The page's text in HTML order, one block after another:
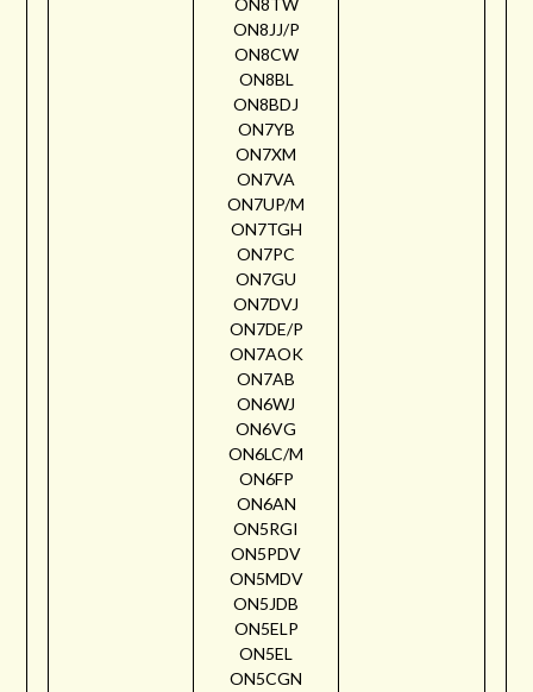
ON8TW
ON8JJ/P
ON8CW
ON8BL
ON8BDJ
ON7YB
ON7XM
ON7VA
ON7UP/M
ON7TGH
ON7PC
ON7GU
ON7DVJ
ON7DE/P
ON7AOK
ON7AB
ON6WJ
ON6VG
ON6LC/M
ON6FP
ON6AN
ON5RGI
ON5PDV
ON5MDV
ON5JDB
ON5ELP
ON5EL
ON5CGN